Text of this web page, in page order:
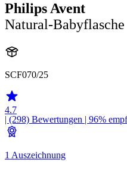
Philips Avent
Natural-Babyflasche
SCF070/25
4.7
| (298) Bewertungen | 96%
1 Auszeichnung